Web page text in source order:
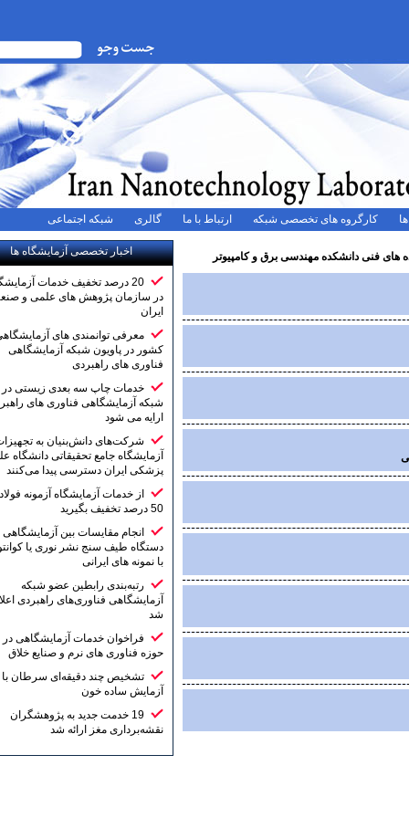
های تخصصی شبکه ارتباط با ما گالری شبکه اجتماعی
اخبار تخصصی آزمایشگاه ها
20 درصد تخفیف خدمات آزمایشگاهی
در سازمان پژوهش های علمی و صنعتی
معرفی توانمندی های آزمایشگاهی
کشور در پاویون شبکه آزمایشگاهی
فناوری های راهبردی
خدمات چاپ سه بعدی زیستی در
شبکه آزمایشگاهی فناوری های راهبردی
ارایه می شود
شرکت‌های دانش‌بنیان به تجهیزات
آزمایشگاه جامع تحقیقاتی دانشگاه علوم
پزشکی ایران دسترسی پیدا می‌کنند
از خدمات آزمایشگاه آزمونه فولاد تا
انجام مقایسات بین آزمایشگاهی
دستگاه طیف سنج نشر نوری یا کوانتومتر
با نمونه های ایرانی
رتبه‌بندی رابطین عضو شبکه
آزمایشگاهی فناوری‌های راهبردی اعلام
فراخوان خدمات آزمایشگاهی در
حوزه فناوری های نرم و صنایع خلاق
تشخیص چند دقیقه‌ای سرطان با یک
آزمایش ساده خون
19 خدمت جدید به پژوهشگران
نقشه‌برداری مغز ارائه شد
مهندسی برق و کامپیوتر